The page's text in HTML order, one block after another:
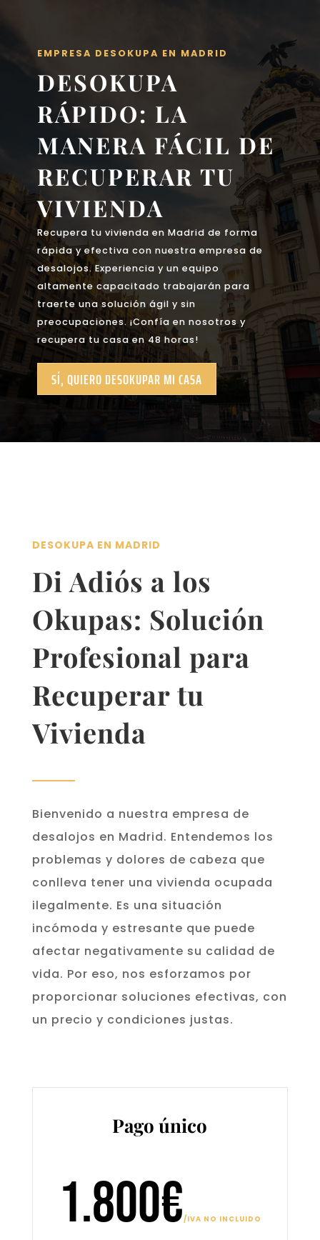
EMPRESA DESOKUPA EN MADRID
DESOKUPA
RÁPIDO: LA
MANERA FÁCIL DE
RECUPERAR TU
VIVIENDA
Recupera tu vivienda en Madrid de forma
rápida y efectiva con nuestra empresa de
desalojos. Experiencia y un equipo
altamente capacitado trabajarán para
traerte una solución ágil y sin
preocupaciones. ¡Confía en nosotros y
recupera tu casa en 48 horas!
SÍ, QUIERO DESOKUPAR MI CASA
DESOKUPA EN MADRID
Di Adiós a los
Okupas: Solución
Profesional para
Recuperar tu
Vivienda
Bienvenido a nuestra empresa de
desalojos en Madrid. Entendemos los
problemas y dolores de cabeza que
conlleva tener una vivienda ocupada
ilegalmente. Es una situación
incómoda y estresante que puede
afectar negativamente su calidad de
vida. Por eso, nos esforzamos por
proporcionar soluciones efectivas, con
un precio y condiciones justas.
Pago único
1.800€/IVA NO INCLUIDO